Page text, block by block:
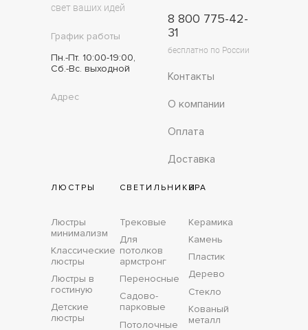
свет ваших идей
График работы
Пн.-Пт. 10:00-19:00,
Сб.-Вс. выходной
Адрес
8 800 775-42-
31
бесплатно по России
Контакты
О компании
Оплата
Доставка
ЛЮСТРЫ
Люстры
минимализм
Классические
люстры
Люстры в
гостиную
Детские
люстры
СВЕТИЛЬНИКИ
Трековые
Для
потолков
армстронг
Переносные
Садово-
парковые
Потолочные
БРА
Керамика
Камень
Пластик
Дерево
Стекло
Кованый
металл